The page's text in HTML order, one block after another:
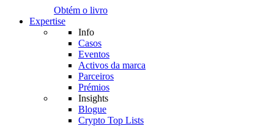
Obtém o livro
Expertise
Info
Casos
Eventos
Activos da marca
Parceiros
Prémios
Insights
Blogue
Crypto Top Lists